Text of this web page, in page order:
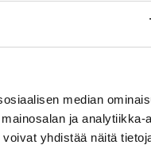
median
ja analytiikka-
yhdistää näitä
ajantasaisia tuloksia
raportointiportaali.
käyttötuen yhteystiedot.